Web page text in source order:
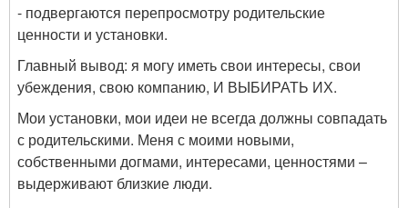
- подвергаются перепросмотру родительские
ценности и установки.
Главный вывод: я могу иметь свои интересы, свои
убеждения, свою компанию, И ВЫБИРАТЬ ИХ.
Мои установки, мои идеи не всегда должны совпадать
с родительскими. Меня с моими новыми,
собственными догмами, интересами, ценностями –
выдерживают близкие люди.